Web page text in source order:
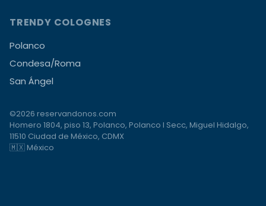
TRENDY COLOGNES
Polanco
Condesa/Roma
San Ángel
©2026 reservandonos.com
Homero 1804, piso 13, Polanco, Polanco I Secc, Miguel Hidalgo,
11510 Ciudad de México, CDMX
🇲🇽 México